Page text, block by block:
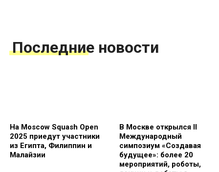
Последние новости
На Moscow Squash Open
2025 приедут участники
из Египта, Филиппин и
Малайзии
В Москве открылся II
Международный
симпозиум «Создавая
будущее»: более 20
мероприятий, роботы,